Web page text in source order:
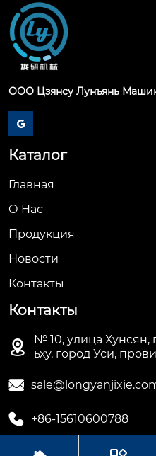
ООО Цзянсу Лунъянь

Каталог
Главная
О Hас
Продукция
Новости
Контакты
Контакты

№ 10, улица Хунсян,
ьху, город Уси,

 +86-15610600788